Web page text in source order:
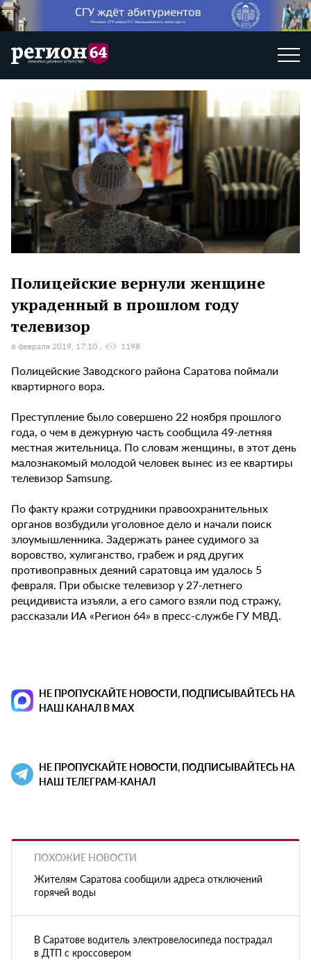
Полицейские вернули женщине
украденный в прошлом году
телевизор
6 февраля 2019, 17:10 1198
Полицейские Заводского района Саратова поймали
квартирного вора.
Преступление было совершено 22 ноября прошлого
года, о чем в дежурную часть сообщила 49-летняя
местная жительница. По словам женщины, в этот день
малознакомый молодой человек вынес из ее квартиры
телевизор Samsung.
По факту кражи сотрудники правоохранительных
органов возбудили уголовное дело и начали поиск
злоумышленника. Задержать ранее судимого за
воровство, хулиганство, грабеж и ряд других
противоправных деяний саратовца им удалось 5
февраля. При обыске телевизор у 27-летнего
рецидивиста изъяли, а его самого взяли под стражу,
рассказали ИА «Регион 64» в пресс-службе ГУ МВД.
НЕ ПРОПУСКАЙТЕ НОВОСТИ, ПОДПИСЫВАЙТЕСЬ НА
НАШ КАНАЛ В MAX
НЕ ПРОПУСКАЙТЕ НОВОСТИ, ПОДПИСЫВАЙТЕСЬ НА
НАШ ТЕЛЕГРАМ-КАНАЛ
ПОХОЖИЕ НОВОСТИ
Жителям Саратова сообщили адреса отключений
горячей воды
В Саратове водитель электровелосипеда пострадал
в ДТП с кроссовером